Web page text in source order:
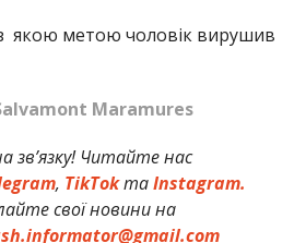
якою метою чоловік вирушив
Maramures
зв’язку! Читайте нас
, TikTokтаInstagram.
свої новини на